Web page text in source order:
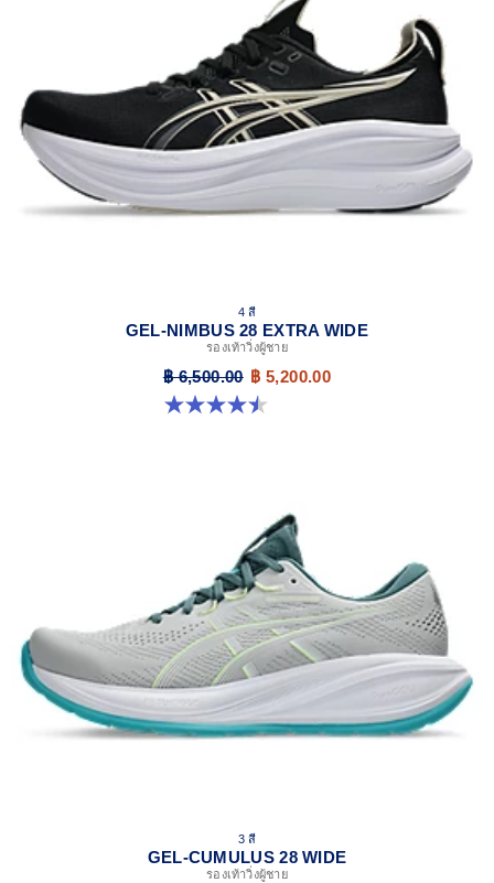
4 สี
GEL-NIMBUS 28 EXTRA WIDE
รองเท้าวิ่งผู้ชาย
฿ 6,500.00 ฿ 5,200.00
4.5 จาก 5 ดาว 29 รีวิว
3 สี
GEL-CUMULUS 28 WIDE
รองเท้าวิ่งผู้ชาย